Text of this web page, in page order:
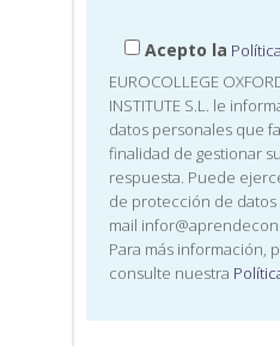
Acepto la
EUROCOLLEGE
INSTITUTE S.L. le
datos personales que
finalidad de gestionar
respuesta. Puede
de protección de datos
mail
Para más información,
consulte nuestra